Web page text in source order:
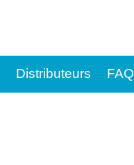
Distributeurs FAQ